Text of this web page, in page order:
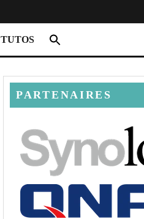
TUTOS
PARTENAIRES